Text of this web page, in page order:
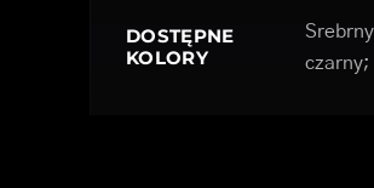
DOSTĘPNE
KOLORY
Srebrny
czarny;